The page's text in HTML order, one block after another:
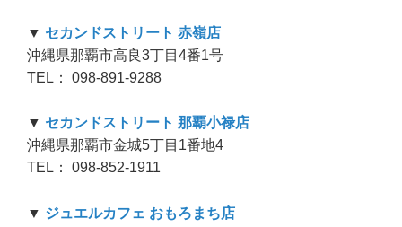
▼ セカンドストリート 赤嶺店
沖縄県那覇市高良3丁目4番1号
TEL： 098-891-9288
▼ セカンドストリート 那覇小禄店
沖縄県那覇市金城5丁目1番地4
TEL： 098-852-1911
▼ ジュエルカフェ おもろまち店